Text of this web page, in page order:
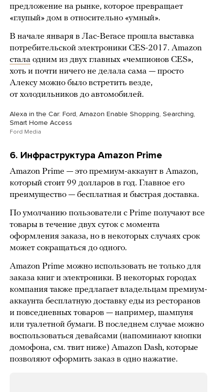
предложение на рынке, которое превращает
«глупый» дом в относительно «умный».
В начале января в Лас-Вегасе прошла выставка
потребительской электроники CES-2017. Amazon
стала одним из двух главных «чемпионов CES»,
хоть и почти ничего не делала сама — просто
Алексу можно было встретить везде,
от холодильников до автомобилей.
Alexa in the Car: Ford, Amazon Enable Shopping, Searching,
Smart Home Access
Ford Media
6. Инфраструктура Amazon Prime
Amazon Prime — это премиум-аккаунт в Amazon,
который стоит 99 долларов в год. Главное его
преимущество — бесплатная и быстрая доставка.
По умолчанию пользователи с Prime получают все
товары в течение двух суток с момента
оформления заказа, но в некоторых случаях срок
может сокращаться до одного.
Amazon Prime можно использовать не только для
заказа книг и электроники. В некоторых городах
компания также предлагает владельцам премиум-
аккаунта бесплатную доставку еды из ресторанов
и повседневных товаров — например, шампуня
или туалетной бумаги. В последнем случае можно
воспользоваться девайсами (напоминают кнопки
домофона, см. твит ниже) Amazon Dash, которые
позволяют оформить заказ в одно нажатие.